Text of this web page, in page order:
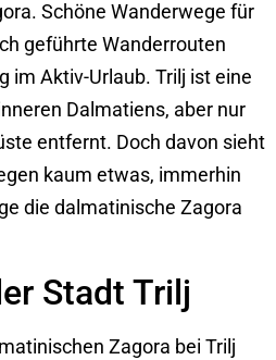
Schöne Wanderwege für
geführte Wanderrouten
im Aktiv-Urlaub. Trilj ist eine
Dalmatiens, aber nur
entfernt. Doch davon sieht
kaum etwas, immerhin
die dalmatinische Zagora
Stadt Trilj
Zagora bei Trilj